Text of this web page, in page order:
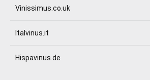
Vinissimus.co.uk
Italvinus.it
Hispavinus.de